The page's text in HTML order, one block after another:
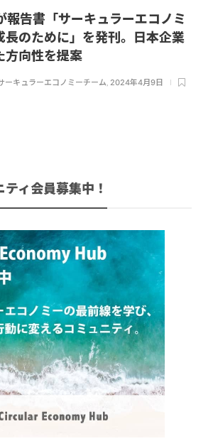
報告書「サーキュラーエコノミ
のために」を発刊。日本企業
方向性を提案
ーキュラーエコノミーチーム, 2024年4月9日
ィ会員募集中！